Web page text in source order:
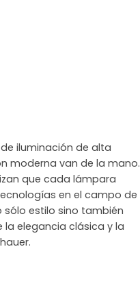
iluminación de alta
moderna van de la mano.
que cada lámpara
en el campo de
sólo estilo sino también
la elegancia clásica y la